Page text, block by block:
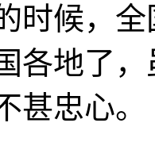
时候，
各地了
甚忠心。